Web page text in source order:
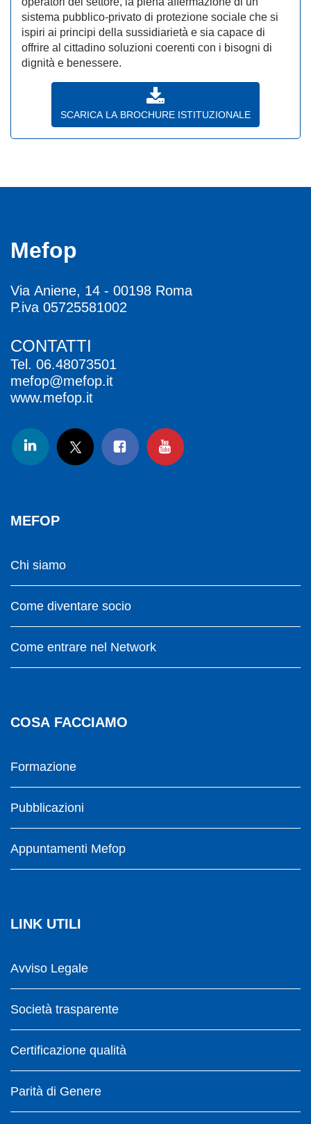
sistema pubblico-privato di protezione sociale che si
ispiri ai principi della sussidiarietà e sia capace di
offrire al cittadino soluzioni coerenti con i bisogni di
dignità e benessere.
SCARICA LA BROCHURE ISTITUZIONALE
Mefop
Via Aniene, 14 - 00198 Roma
P.iva 05725581002
CONTATTI
Tel. 06.48073501
mefop@mefop.it
www.mefop.it
MEFOP
Chi siamo
Come diventare socio
Come entrare nel Network
COSA FACCIAMO
Formazione
Pubblicazioni
Appuntamenti Mefop
LINK UTILI
Avviso Legale
Società trasparente
Certificazione qualità
Parità di Genere